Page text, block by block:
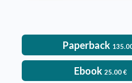
Paperback
Ebook25.00€